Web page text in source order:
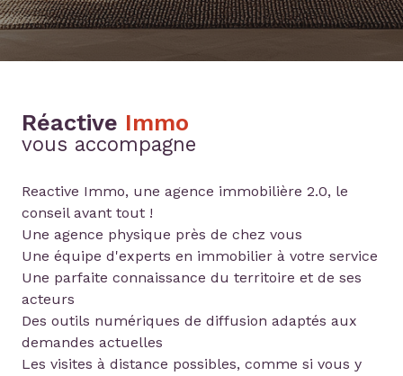
Réactive Immo
vous accompagne
Reactive Immo, une agence immobilière 2.0, le
conseil avant tout !
Une agence physique près de chez vous
Une équipe d'experts en immobilier à votre service
Une parfaite connaissance du territoire et de ses
acteurs
Des outils numériques de diffusion adaptés aux
demandes actuelles
Les visites à distance possibles, comme si vous y